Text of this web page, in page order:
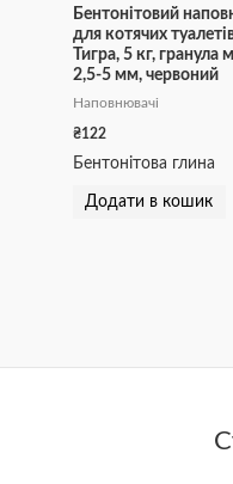
Бентонітовий
для котячих
Тигра, 5 кг, гранула
2,5-5 мм, червоний
Наповнювачі
₴122
Бентонітова глина
Додати в кошик